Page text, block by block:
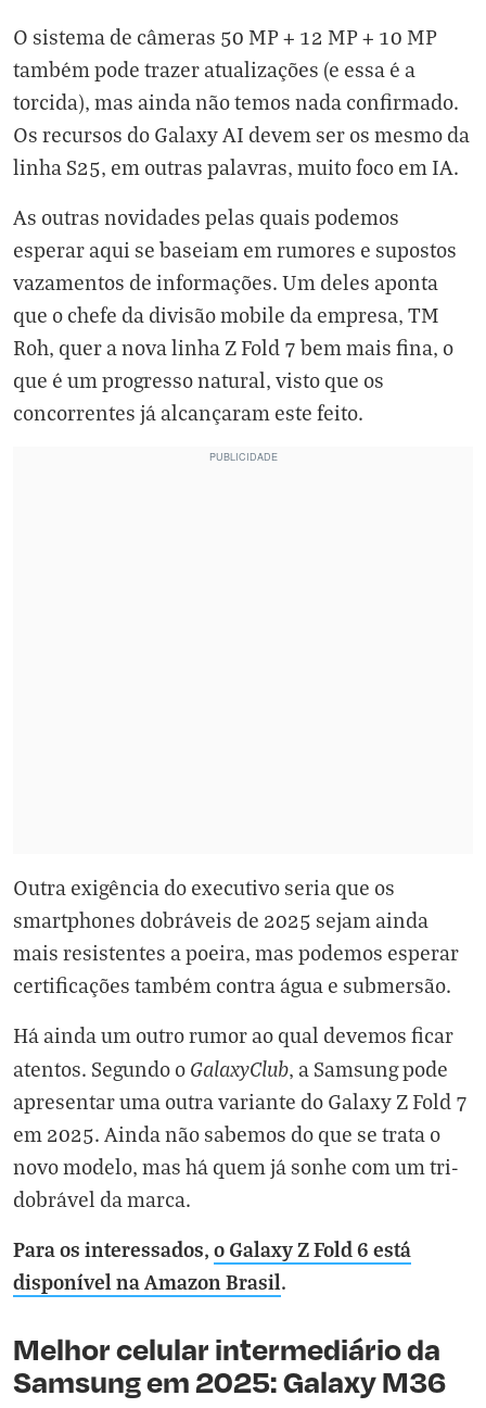
O sistema de câmeras 50 MP + 12 MP + 10 MP
também pode trazer atualizações (e essa é a
torcida), mas ainda não temos nada confirmado.
Os recursos do Galaxy AI devem ser os mesmo da
linha S25, em outras palavras, muito foco em IA.
As outras novidades pelas quais podemos
esperar aqui se baseiam em rumores e supostos
vazamentos de informações. Um deles aponta
que o chefe da divisão mobile da empresa, TM
Roh, quer a nova linha Z Fold 7 bem mais fina, o
que é um progresso natural, visto que os
concorrentes já alcançaram este feito.
Outra exigência do executivo seria que os
smartphones dobráveis de 2025 sejam ainda
mais resistentes a poeira, mas podemos esperar
certificações também contra água e submersão.
Há ainda um outro rumor ao qual devemos ficar
atentos. Segundo o GalaxyClub, a Samsung pode
apresentar uma outra variante do Galaxy Z Fold 7
em 2025. Ainda não sabemos do que se trata o
novo modelo, mas há quem já sonhe com um tri-
dobrável da marca.
Para os interessados, o Galaxy Z Fold 6 está
disponível na Amazon Brasil.
Melhor celular intermediário da
Samsung em 2025: Galaxy M36